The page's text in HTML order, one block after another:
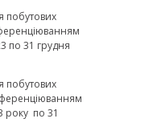
побутових
по 31 грудня
побутових
року по 31